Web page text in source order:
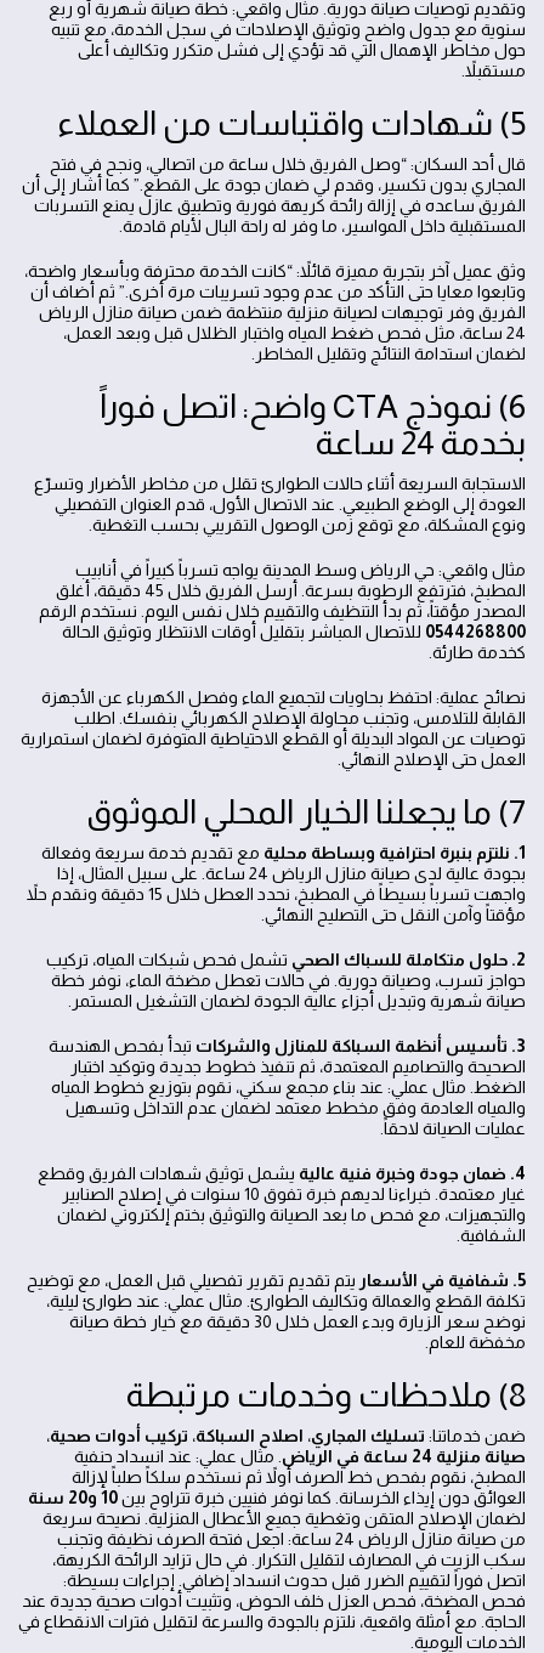
وتقديم توصيات صيانة دورية. مثال واقعي: خطة صيانة شهرية أو ربع
سنوية مع جدول واضح وتوثيق الإصلاحات في سجل الخدمة، مع تنبيه
حول مخاطر الإهمال التي قد تؤدي إلى فشل متكرر وتكاليف أعلى
مستقبلاً.
5) شهادات واقتباسات من العملاء
قال أحد السكان: “وصل الفريق خلال ساعة من اتصالي، ونجح في فتح
المجاري بدون تكسير، وقدم لي ضمان جودة على القطع.” كما أشار إلى أن
الفريق ساعده في إزالة رائحة كريهة فورية وتطبيق عازل يمنع التسربات
المستقبلية داخل المواسير، ما وفر له راحة البال لأيام قادمة.
وثق عميل آخر بتجربة مميزة قائلاً: “كانت الخدمة محترفة وبأسعار واضحة،
وتابعوا معايا حتى التأكد من عدم وجود تسريبات مرة أخرى.” ثم أضاف أن
الفريق وفر توجيهات لصيانة منزلية منتظمة ضمن صيانة منازل الرياض
24 ساعة، مثل فحص ضغط المياه واختبار الظلال قبل وبعد العمل،
لضمان استدامة النتائج وتقليل المخاطر.
6) نموذج CTA واضح: اتصل فوراً
بخدمة 24 ساعة
الاستجابة السريعة أثناء حالات الطوارئ تقلل من مخاطر الأضرار وتسرّع
العودة إلى الوضع الطبيعي. عند الاتصال الأول، قدم العنوان التفصيلي
ونوع المشكلة، مع توقع زمن الوصول التقريبي بحسب التغطية.
مثال واقعي: حي الرياض وسط المدينة يواجه تسرباً كبيراً في أنابيب
المطبخ، فترتفع الرطوبة بسرعة. أرسل الفريق خلال 45 دقيقة، أغلق
المصدر مؤقتاً، ثم بدأ التنظيف والتقييم خلال نفس اليوم. نستخدم الرقم
0544268800 للاتصال المباشر بتقليل أوقات الانتظار وتوثيق الحالة
كخدمة طارئة.
نصائح عملية: احتفظ بحاويات لتجميع الماء وفصل الكهرباء عن الأجهزة
القابلة للتلامس، وتجنب محاولة الإصلاح الكهربائي بنفسك. اطلب
توصيات عن المواد البديلة أو القطع الاحتياطية المتوفرة لضمان استمرارية
العمل حتى الإصلاح النهائي.
7) ما يجعلنا الخيار المحلي الموثوق
1. نلتزم بنبرة احترافية وبساطة محلية
مع تقديم خدمة سريعة وفعالة
بجودة عالية لدى صيانة منازل الرياض 24 ساعة. على سبيل المثال، إذا
واجهت تسرباً بسيطاً في المطبخ، نحدد العطل خلال 15 دقيقة ونقدم حلاً
مؤقتاً وآمن النقل حتى التصليح النهائي.
2. حلول متكاملة للسباك الصحي
تشمل فحص شبكات المياه، تركيب
حواجز تسرب، وصيانة دورية. في حالات تعطل مضخة الماء، نوفر خطة
صيانة شهرية وتبديل أجزاء عالية الجودة لضمان التشغيل المستمر.
3. تأسيس أنظمة السباكة للمنازل والشركات
تبدأ بفحص الهندسة
الصحيحة والتصاميم المعتمدة، ثم تنفيذ خطوط جديدة وتوكيد اختبار
الضغط. مثال عملي: عند بناء مجمع سكني، نقوم بتوزيع خطوط المياه
والمياه العادمة وفق مخطط معتمد لضمان عدم التداخل وتسهيل
عمليات الصيانة لاحقاً.
4. ضمان جودة وخبرة فنية عالية
يشمل توثيق شهادات الفريق وقطع
غيار معتمدة. خبراءنا لديهم خبرة تفوق 10 سنوات في إصلاح الصنابير
والتجهيزات، مع فحص ما بعد الصيانة والتوثيق بختم إلكتروني لضمان
الشفافية.
5. شفافية في الأسعار
يتم تقديم تقرير تفصيلي قبل العمل، مع توضيح
تكلفة القطع والعمالة وتكاليف الطوارئ. مثال عملي: عند طوارئ ليلية،
نوضح سعر الزيارة وبدء العمل خلال 30 دقيقة مع خيار خطة صيانة
مخفضة للعام.
8) ملاحظات وخدمات مرتبطة
ضمن خدماتنا: تسليك المجاري، اصلاح السباكة، تركيب أدوات صحية،
صيانة منزلية 24 ساعة في الرياض
. مثال عملي: عند انسداد حنفية
المطبخ، نقوم بفحص خط الصرف أولاً ثم نستخدم سلكاً صلباً لإزالة
العوائق دون إيذاء الخرسانة. كما نوفر فنيين خبرة تتراوح بين10 و20 سنة
لضمان الإصلاح المتقن وتغطية جميع الأعطال المنزلية. نصيحة سريعة
من صيانة منازل الرياض 24 ساعة: اجعل فتحة الصرف نظيفة وتجنب
سكب الزيت في المصارف لتقليل التكرار. في حال تزايد الرائحة الكريهة،
اتصل فوراً لتقييم الضرر قبل حدوث انسداد إضافي. إجراءات بسيطة:
فحص المضخة، فحص العزل خلف الحوض، وتثبيت أدوات صحية جديدة عند
الحاجة. مع أمثلة واقعية، نلتزم بالجودة والسرعة لتقليل فترات الانقطاع في
الخدمات اليومية.